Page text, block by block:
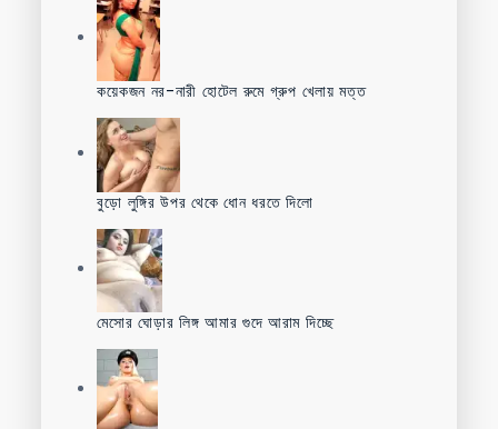
কয়েকজন নর-নারী হোটেল রুমে গ্রুপ খেলায় মত্ত
বুড়ো লুঙ্গির উপর থেকে ধোন ধরতে দিলো
মেসোর ঘোড়ার লিঙ্গ আমার গুদে আরাম দিচ্ছে